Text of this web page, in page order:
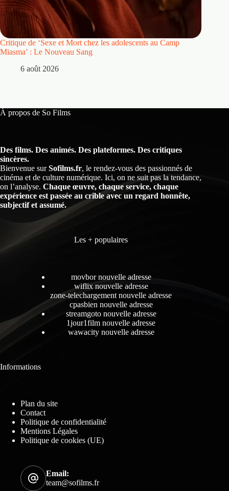
Critique de ‘Sexe et Mort chez les adolescents au Camp
Miasma’ : Le Nouveau Sang
6 août 2026
À propos de So Films
Des films. Des animés. Des plateformes. Des critiques
sincères.
Bienvenue surSofilms.fr, le rendez-vous des passionnés de
cinéma et de culture numérique. Ici, on ne suit pas la tendance,
on l’analyse. Chaque œuvre, chaque service, chaque
expérience est passée au crible avec un regard honnête,
subjectif et assumé.
Les + populaires
movbor nouvelle adresse
wiflix nouvelle adresse
zone-telechargement nouvelle adresse
cpasbien nouvelle adresse
streamgoto nouvelle adresse
1jour1film nouvelle adresse
wawacity nouvelle adresse
Informations
Plan du site
Contact
Politique de confidentialité
Mentions Légales
Politique de cookies (UE)
Email:
team@sofilms.fr